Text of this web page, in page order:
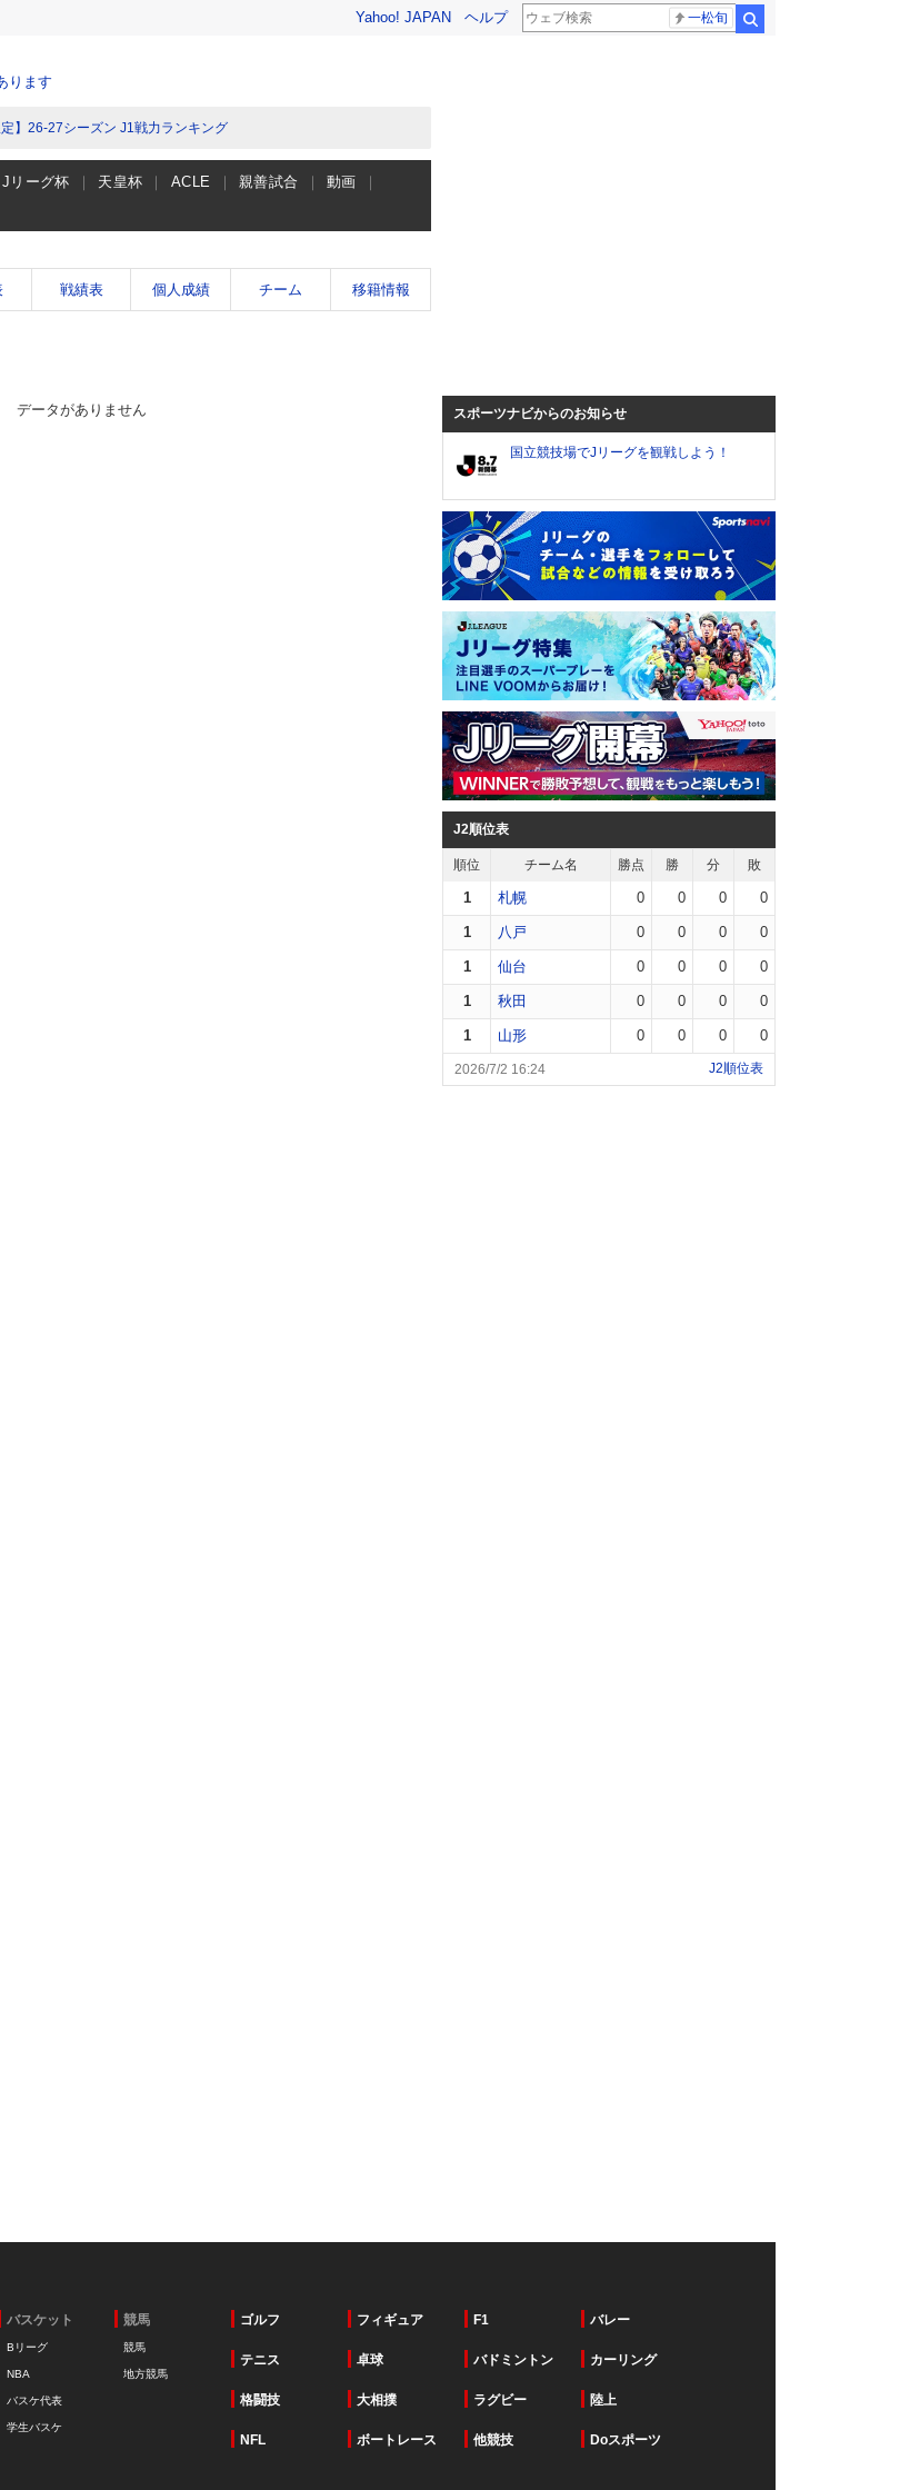
Yahoo! JAPAN ヘルプ 一松旬
ります
定】26-27シーズン J1戦力ランキング
Jリーグ杯 天皇杯 ACLE 親善試合
動画
戦績表 個人成績 チーム 移籍情報
データがありません スポーツナビからのお知らせ
国立競技場でJリーグを観戦しよう！
J2順位表
順位 チーム名 勝点 勝 分 敗
1 札幌 0 0 0 0
1 八戸 0 0 0 0
1 仙台 0 0 0 0
1 秋田 0 0 0 0
1 山形 0 0 0 0
2026/7/2 16:24 J2順位表
バスケット
Bリーグ
NBA
バスケ代表
学生バスケ
競馬
競馬
地方競馬
ゴルフ フィギュア F1 バレー
テニス 卓球 バドミントン カーリング
格闘技 大相撲 ラグビー 陸上
NFL ボートレース 他競技 Doスポーツ